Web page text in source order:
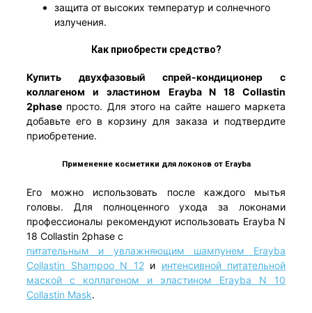
защита от высоких температур и солнечного
излучения.
Как приобрести средство?
Купить двухфазовый спрей-кондиционер с
коллагеном и эластином
Erayba N 18 Collastin
2phase просто. Для этого на сайте нашего маркета
добавьте его в корзину для заказа и подтвердите
приобретение.
Применение косметики для локонов от Erayba
Его можно использовать после каждого мытья
головы. Для полноценного ухода за локонами
профессионалы рекомендуют использовать Erayba N
18 Collastin 2phase с
питательным и увлажняющим шампунем Erayba
Collastin Shampoo N 12и интенсивной питательной
маской с коллагеном и эластином Erayba N 10
Collastin Mask.